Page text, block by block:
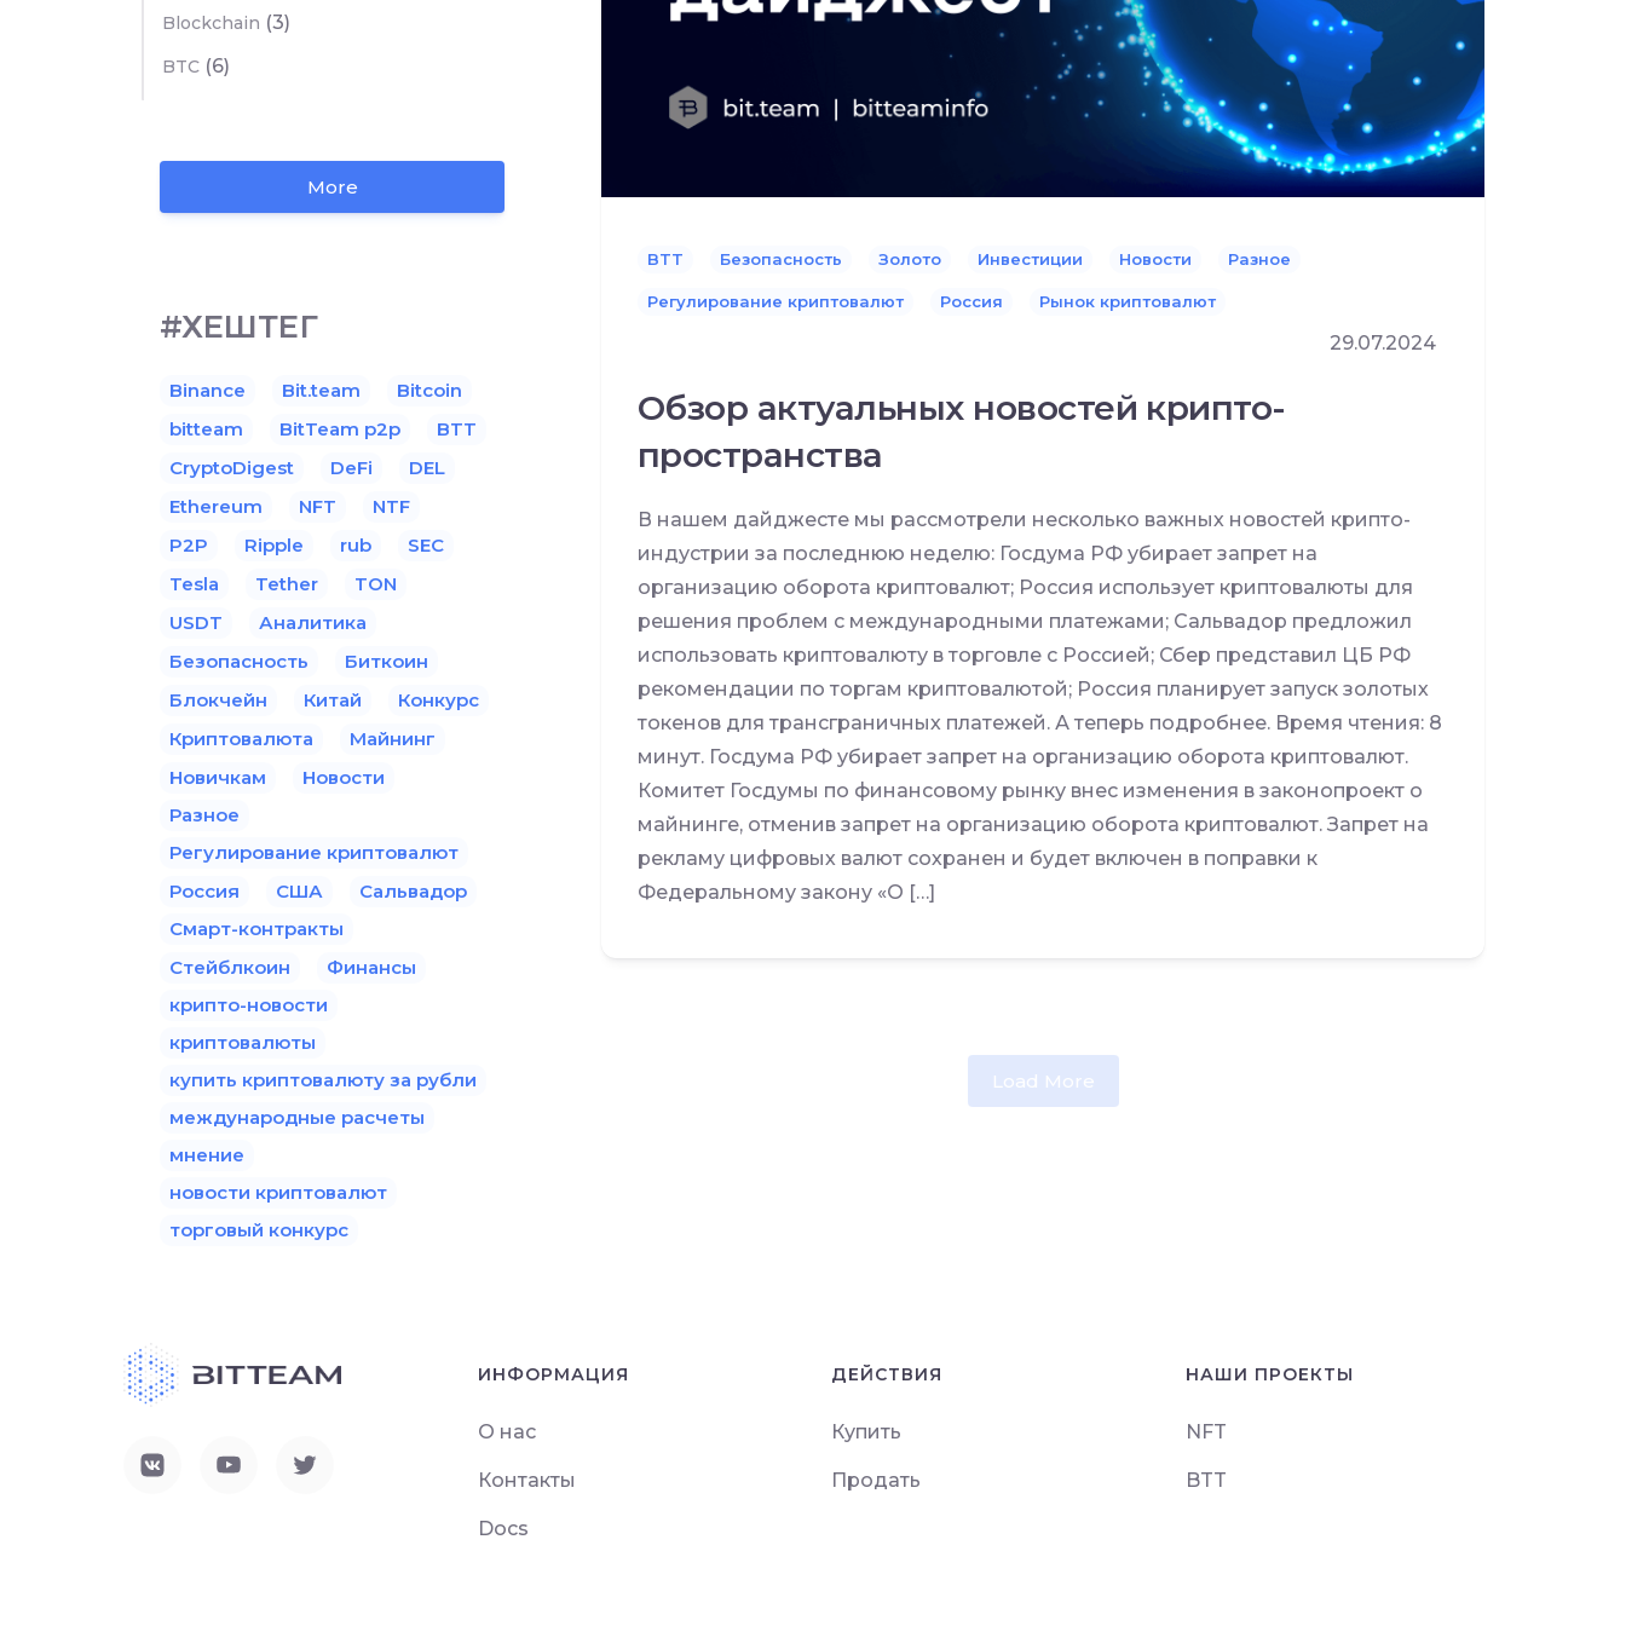
BTT Безопасность Золото Инвестиции Новости Разное
Регулирование криптовалют Россия Рынок криптовалют
29.07.2024
Обзор актуальных новостей крипто-
пространства
В нашем дайджесте мы рассмотрели несколько важных новостей крипто-
индустрии за последнюю неделю: Госдума РФ убирает запрет на
организацию оборота криптовалют; Россия использует криптовалюты для
решения проблем с международными платежами; Сальвадор предложил
использовать криптовалюту в торговле с Россией; Сбер представил ЦБ РФ
рекомендации по торгам криптовалютой; Россия планирует запуск золотых
токенов для трансграничных платежей. А теперь подробнее. Время чтения: 8
минут. Госдума РФ убирает запрет на организацию оборота криптовалют.
Комитет Госдумы по финансовому рынку внес изменения в законопроект о
майнинге, отменив запрет на организацию оборота криптовалют. Запрет на
рекламу цифровых валют сохранен и будет включен в поправки к
Федеральному закону «О […]
Load More
Blockchain (3)
BTC (6)
More
#ХЕШТЕГ
Binance Bit.team
Bitcoin
bitteam
BitTeam p2p
BTT
CryptoDigest
DeFi
DEL
Ethereum
NFT
NTF
P2P
Ripple rub
SEC
Tesla
Tether
TON
USDT
Аналитика
Безопасность
Биткоин
Блокчейн
Китай
Конкурс
Криптовалюта
Майнинг
Новичкам
Новости
Разное
Регулирование криптовалют
Россия
США
Сальвадор
Смарт-контракты
Стейблкоин
Финансы
крипто-новости
криптовалюты
купить криптовалюту за рубли
международные расчеты
мнение
новости криптовалют
торговый конкурс
ИНФОРМАЦИЯ
О нас
Контакты
Docs
ДЕЙСТВИЯ
Купить
Продать
НАШИ ПРОЕКТЫ
NFT
BTT